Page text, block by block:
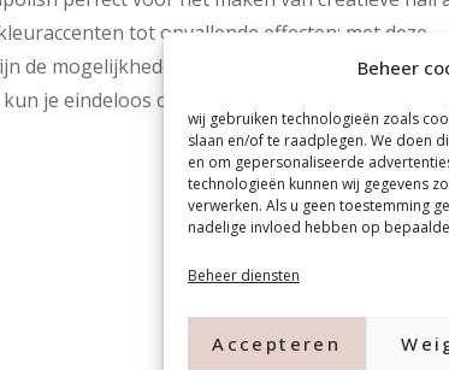
Beheer
wij gebruiken technologieën zoals
slaan en/of te raadplegen. We doen
en om gepersonaliseerde
technologieën kunnen wij gegevens
verwerken. Als u geen toestemming
nadelige invloed hebben op
Beheer diensten
Accepteren
tot opvallende effecten: met deze
de mogelijkheden eindeloos. Dankzij de
je eindeloos combineren en experimenteren